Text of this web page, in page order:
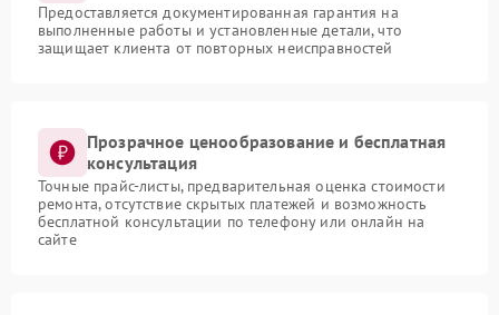
Предоставляется документированная гарантия на
выполненные работы и установленные детали, что
защищает клиента от повторных неисправностей
Прозрачное ценообразование и бесплатная
консультация
Точные прайс-листы, предварительная оценка стоимости
ремонта, отсутствие скрытых платежей и возможность
бесплатной консультации по телефону или онлайн на
сайте